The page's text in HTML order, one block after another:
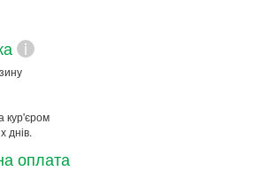
i
кур'єром
днів.
оплата